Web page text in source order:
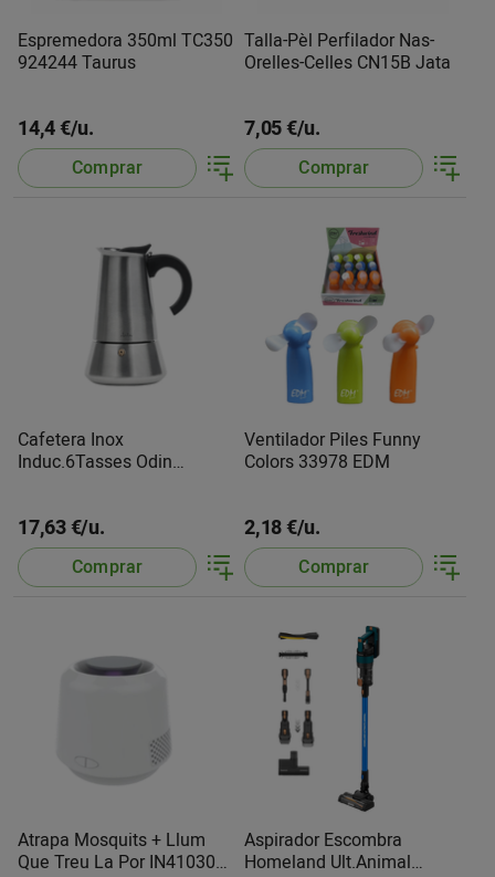
Espremedora 350ml TC350
924244 Taurus
14,4 €/u.
Comprar
Talla-Pèl Perfilador Nas-
Orelles-Celles CN15B Jata
7,05 €/u.
Comprar
Cafetera Inox
Induc.6Tasses Odin
17,63 €/u.
Comprar
Ventilador Piles Funny
Colors 33978 EDM
2,18 €/u.
Comprar
Atrapa Mosquits + Llum
Que Treu La Por IN410301
Aspirador Escombra
Homeland Ult.Animal